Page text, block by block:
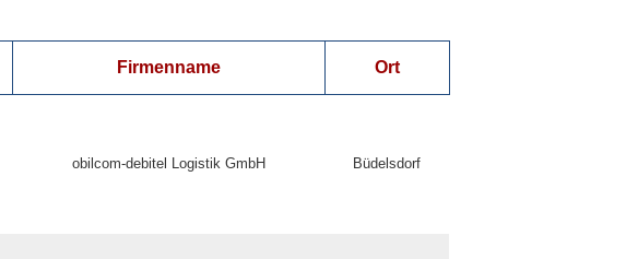
Firmenname Ort
obilcom-debitel Logistik GmbH Büdelsdorf